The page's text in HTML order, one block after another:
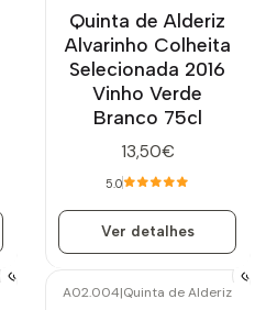
Quinta de Alderiz
Alvarinho Colheita
Selecionada 2016
Vinho Verde
Branco 75cl
13,50€
5.0
Ver detalhes
A02.004|Quinta de Alderiz